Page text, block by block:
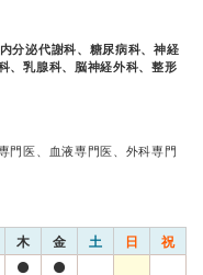
分泌代謝科、糖尿病科、神経
、乳腺科、脳神経外科、整形
門医、血液専門医、外科専門
木 金 土 日 祝